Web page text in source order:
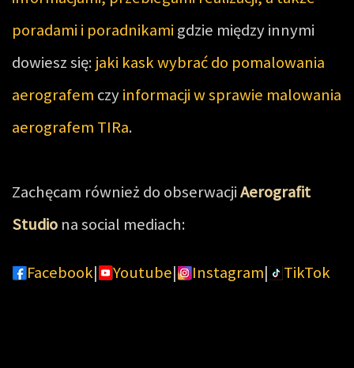
poradami i poradnikami gdzie między innymi
dowiesz się: jaki kask wybrać do pomalowania
aerografem czyinformacji w sprawie malowania
aerografem TIRa.
Zachęcam również do obserwacjiAerografit
Studio na social mediach:
Facebook| Youtube| Instagram| TikTok